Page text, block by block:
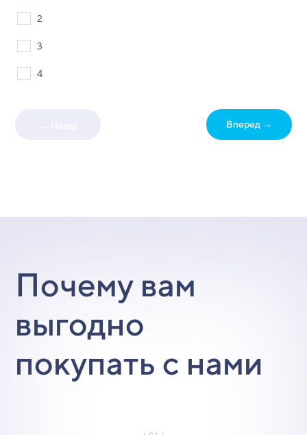
2
3
4
Вперед →
Почему вам
выгодно
покупать с нами